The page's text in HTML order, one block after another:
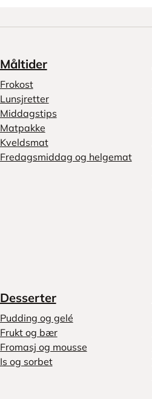
Måltider
Frokost
Lunsjretter
Middagstips
Matpakke
Kveldsmat
Fredagsmiddag og helgemat
Desserter
Pudding og gelé
Frukt og bær
Fromasj og mousse
Is og sorbet